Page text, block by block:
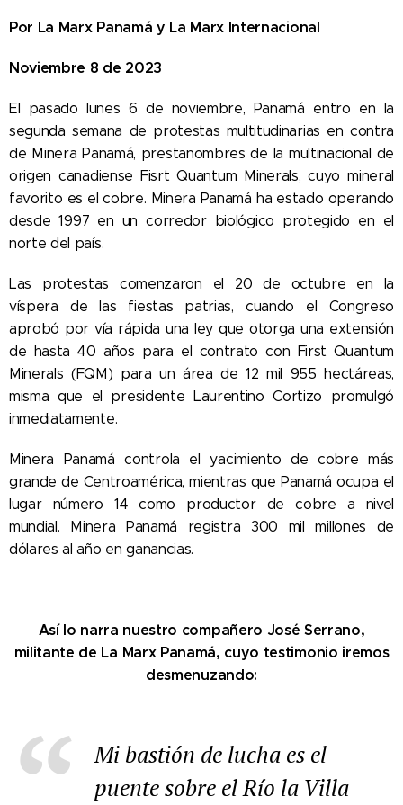
Por La Marx Panamá y La Marx Internacional
Noviembre 8 de 2023
El pasado lunes 6 de noviembre, Panamá entro en la
segunda semana de protestas multitudinarias en contra
de Minera Panamá, prestanombres de la multinacional de
origen canadiense Fisrt Quantum Minerals, cuyo mineral
favorito es el cobre. Minera Panamá ha estado operando
desde 1997 en un corredor biológico protegido en el
norte del país.
Las protestas comenzaron el 20 de octubre en la
víspera de las fiestas patrias, cuando el Congreso
aprobó por vía rápida una ley que otorga una extensión
de hasta 40 años para el contrato con First Quantum
Minerals (FQM) para un área de 12 mil 955 hectáreas,
misma que el presidente Laurentino Cortizo promulgó
inmediatamente.
Minera Panamá controla el yacimiento de cobre más
grande de Centroamérica, mientras que Panamá ocupa el
lugar número 14 como productor de cobre a nivel
mundial. Minera Panamá registra 300 mil millones de
dólares al año en ganancias.
Así lo narra nuestro compañero José Serrano,
militante de La Marx Panamá, cuyo testimonio iremos
desmenuzando:
Mi bastión de lucha es el
puente sobre el Río la Villa